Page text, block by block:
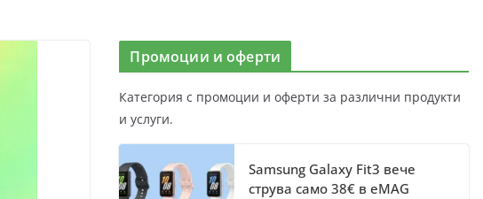
Промоции и оферти
Категория с промоции и оферти за различни продукти
и услуги.
Samsung Galaxy Fit3 вече
струва само 38€ в eMAG